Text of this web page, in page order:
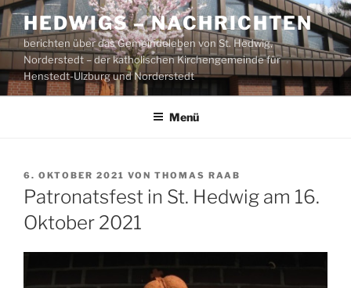
Zum
Inhalt
springen
HEDWIGS – NACHRICHTEN
berichten über das Gemeindeleben von St. Hedwig,
Norderstedt – der katholischen Kirchengemeinde für
Henstedt-Ulzburg und Norderstedt
Menü
VERÖFFENTLICHT
AM
6. OKTOBER 2021 VON THOMAS RAAB
Patronatsfest in St. Hedwig am 16.
Oktober 2021